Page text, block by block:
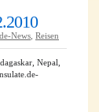
News Reisen
Nepal,